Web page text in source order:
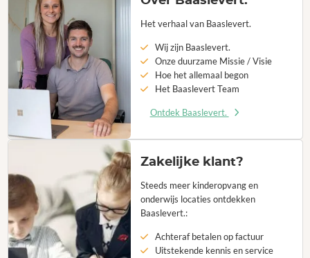
Het verhaal van Baaslevert.
Wij zijn Baaslevert.
Onze duurzame Missie / Visie
Hoe het allemaal begon
Het Baaslevert Team
Ontdek Baaslevert.
Zakelijke klant?
Steeds meer kinderopvang en
onderwijs locaties ontdekken
Baaslevert.:
Achteraf betalen op factuur
Uitstekende kennis en service